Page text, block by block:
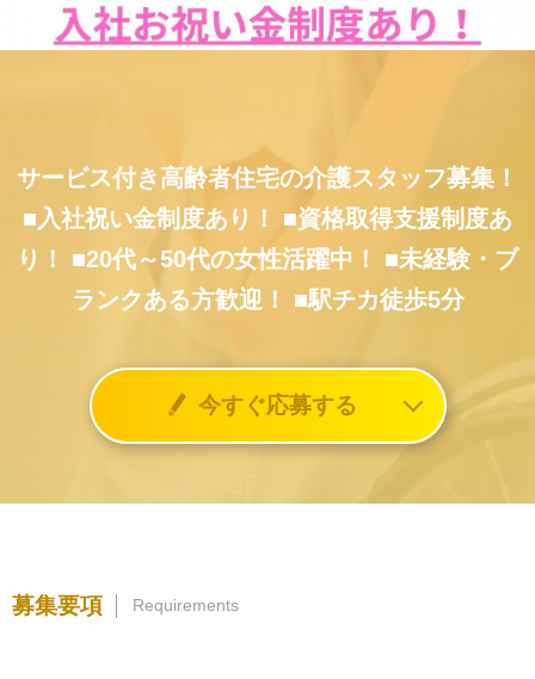
サービス付き高齢者住宅の介護スタッフ募集！
■入社祝い金制度あり！
■資格取得支援制度あ
り！
■20代～50代の女性活躍中！
■未経験・ブ
ランクある方歓迎！
■駅チカ徒歩5分
今すぐ応募する
募集要項 Requirements